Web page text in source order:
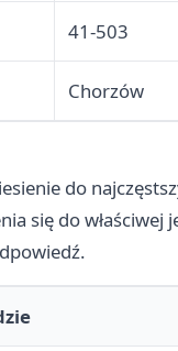
41-503
Chorzów
do
się do